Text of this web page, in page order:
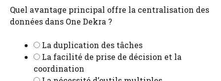
Quel avantage principal offre la centralisation des
données dans One Dekra ?
La duplication des tâches
La facilité de prise de décision et la
coordination